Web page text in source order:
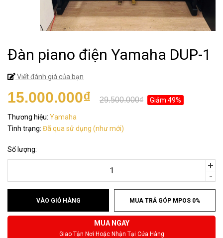
Đàn piano điện Yamaha DUP-1
Viết đánh giá của bạn
15.000.000₫ 29.500.000₫ Giảm 49%
Thương hiệu: Yamaha
Tình trạng: Đã qua sử dụng (như mới)
Số lượng:
-
+
VÀO GIỎ HÀNG MUA TRẢ GÓP MPOS 0%
MUA NGAY
Giao Tận Nơi Hoặc Nhận Tại Cửa Hàng